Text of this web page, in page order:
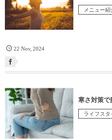
メニュー紹
22 Nov,2024
寒さ対策で
ライフスタ